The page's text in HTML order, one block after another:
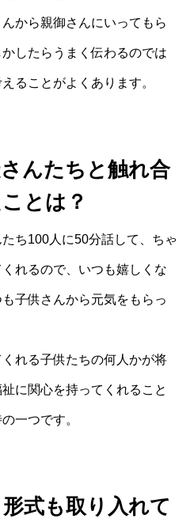
から親御さんにいってもら
したらうまく伝わるのでは
ることがよくあります。
んたちと触れ合
とは？
ち100人に50分話して、ちゃ
れるので、いつも嬉しくな
子供さんから元気をもらっ
くれる子供たちの何人かが将
に関心を持ってくれること
一つです。
式も取り入れて